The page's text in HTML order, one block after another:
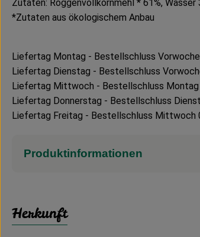
Zutaten: Roggenvollkornmehl * 61%, Wasser
*Zutaten aus ökologischem Anbau
Liefertag Montag - Bestellschluss
Liefertag Dienstag - Bestellschluss
Liefertag Mittwoch - Bestellschluss Montag
Liefertag Donnerstag - Bestellschluss
Liefertag Freitag - Bestellschluss Mittwoch
Produktinformationen
Herkunft